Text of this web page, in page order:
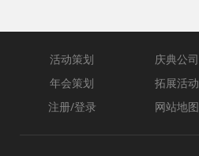
活动策划 庆典公司
年会策划
拓展活动
注册/登录
网站地图